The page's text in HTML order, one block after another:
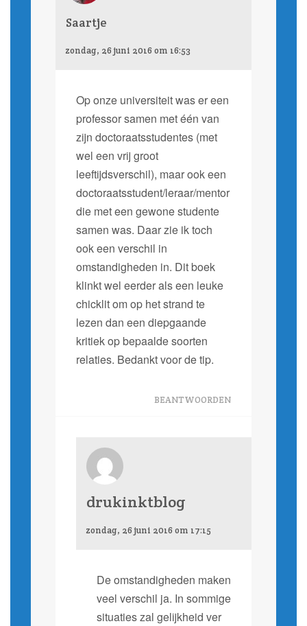
Saartje
zondag, 26 juni 2016 om 16:53
Op onze universiteit was er een
professor samen met één van
zijn doctoraatsstudentes (met
wel een vrij groot
leeftijdsverschil), maar ook een
doctoraatsstudent/leraar/mentor
die met een gewone studente
samen was. Daar zie ik toch
ook een verschil in
omstandigheden in. Dit boek
klinkt wel eerder als een leuke
chicklit om op het strand te
lezen dan een diepgaande
kritiek op bepaalde soorten
relaties. Bedankt voor de tip.
BEANTWOORDEN
drukinktblog
zondag, 26 juni 2016 om 17:15
De omstandigheden maken
veel verschil ja. In sommige
situaties zal gelijkheid ver